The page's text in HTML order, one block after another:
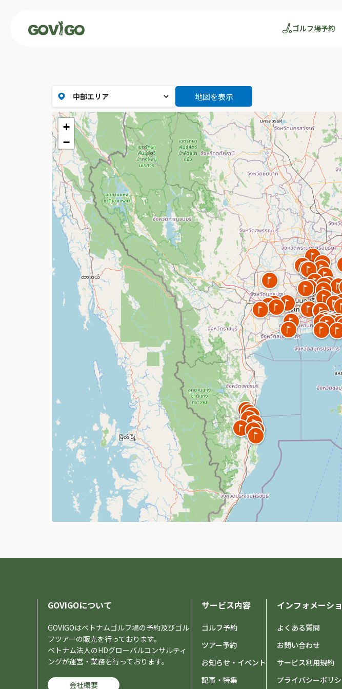
ゴルフ場予約
地図を表示
+
−
GOVIGOについて
GOVIGOはベトナムゴルフ場の予約及びゴル
フツアーの販売を行っております。
ベトナム法人のHDグローバルコンサルティ
ングが運営・業務を行っております。
会社概要
サービス内容
ゴルフ予約
ツアー予約
お知らせ・イベント
記事・特集
インフォメーシ
よくある質問
お問い合わせ
サービス利用規約
プライバシーポリ